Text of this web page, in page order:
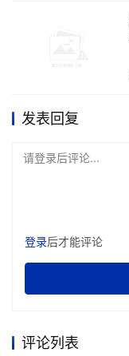
发表回复
请登录后评论...
登录后才能评论
评论列表